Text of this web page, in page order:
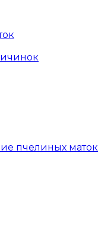
пчелиных маток